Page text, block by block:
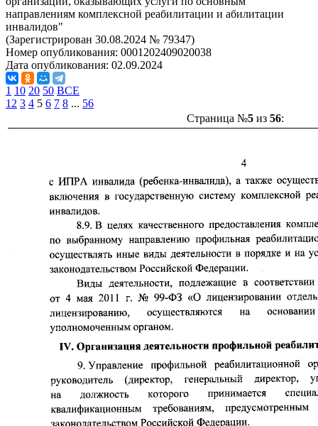
направлениям комплексной реабилитации и абилитации
инвалидов"
(Зарегистрирован 30.08.2024 № 79347)
Номер опубликования: 0001202409020038
Дата опубликования: 02.09.2024
1 10 20 50 ВСЕ
1 2 3 4 5 6 7 8 ... 56
Страница №5из 56: